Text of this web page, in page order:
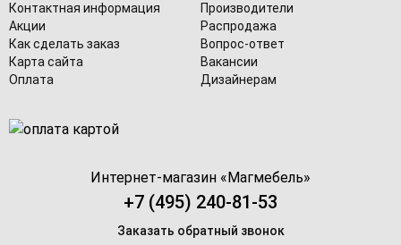
Контактная информация
Производители
Акции
Распродажа
Как сделать заказ
Вопрос-ответ
Карта сайта
Вакансии
Оплата
Дизайнерам
Интернет-магазин «Магмебель»
+7 (495) 240-81-53
Заказать обратный звонок